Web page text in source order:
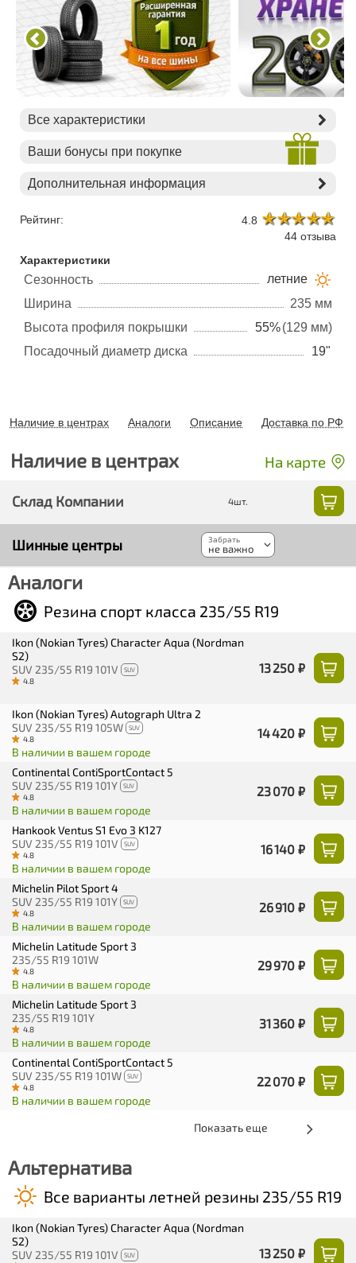
Все характеристики
Ваши бонусы при покупке
Дополнительная информация
Рейтинг:
4.8
44 отзыва
Характеристики
Сезонность
летние
Ширина
235 мм
Высота профиля покрышки
55%(129 мм)
Посадочный диаметр диска
19"
Наличие в центрах Аналоги Описание Доставка по РФ
Наличие в центрах На карте
Склад Компании 4шт.
Шинные центры
Аналоги
Резина спорт класса 235/55 R19
Ikon (Nokian Tyres) Character Aqua (Nordman
S2)
SUV 235/55 R19 101V
SUV
4.8
13 250 ₽
Ikon (Nokian Tyres) Autograph Ultra 2
SUV 235/55 R19 105W
SUV
4.8
В наличии в вашем городе
14 420 ₽
Continental ContiSportContact 5
SUV 235/55 R19 101Y
SUV
4.8
В наличии в вашем городе
23 070 ₽
Hankook Ventus S1 Evo 3 K127
SUV 235/55 R19 101V
SUV
4.8
В наличии в вашем городе
16 140 ₽
Michelin Pilot Sport 4
SUV 235/55 R19 101Y
SUV
4.8
В наличии в вашем городе
26 910 ₽
Michelin Latitude Sport 3
235/55 R19 101W
4.8
В наличии в вашем городе
29 970 ₽
Michelin Latitude Sport 3
235/55 R19 101Y
4.8
В наличии в вашем городе
31 360 ₽
Continental ContiSportContact 5
SUV 235/55 R19 101W
SUV
4.8
В наличии в вашем городе
22 070 ₽
Показать еще
Альтернатива
Все варианты летней резины 235/55 R19
Ikon (Nokian Tyres) Character Aqua (Nordman
S2)
SUV 235/55 R19 101V
SUV 13 250 ₽